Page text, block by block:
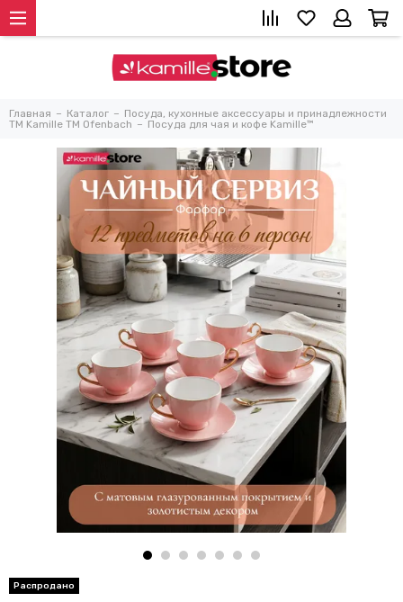
Главная Каталог
Посуда, кухонные аксессуары и принадлежности
TM Kamille TM Ofenbach
Посуда для чая и кофе Kamille™